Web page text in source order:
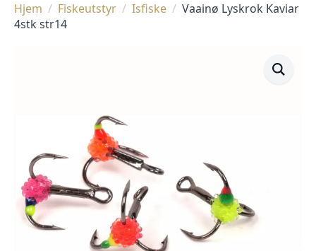
Hjem Fiskeutstyr Isfiske
Vaainø Lyskrok Kaviar
4stk str14